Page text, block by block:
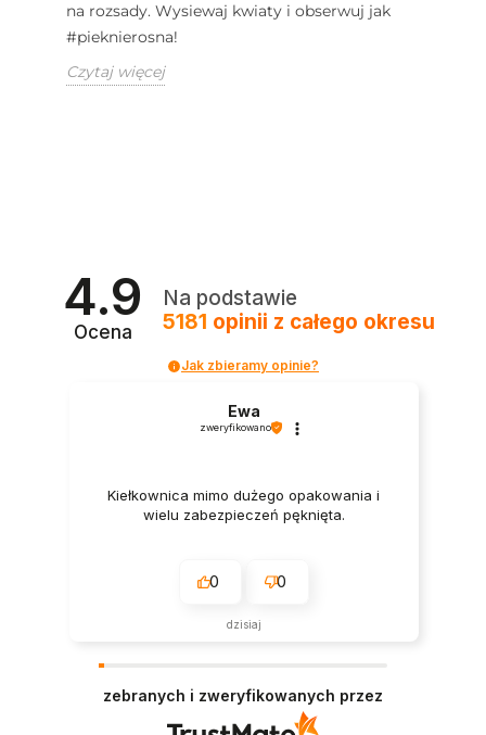
na rozsady. Wysiewaj kwiaty i obserwuj jak
#pieknierosna!
Czytaj więcej
4.9
Ocena
Na podstawie
5181 opinii z całego okresu
Jak zbieramy opinie?
Ewa
zweryfikowano
Kiełkownica mimo dużego opakowania i
wielu zabezpieczeń pęknięta.
0 0
dzisiaj
zebranych i zweryfikowanych przez